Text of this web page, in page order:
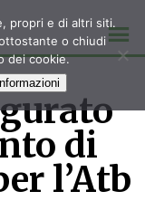
di
l’Atb
propri e di altri siti.
o chiudi
dei cookie.